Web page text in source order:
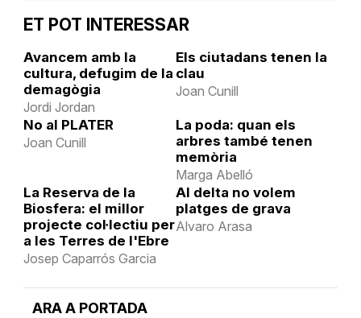
ARA A PORTADA
ET POT INTERESSAR
Avancem amb la
cultura, defugim de la
demagògia
Jordi Jordan
Els ciutadans tenen la
clau
Joan Cunill
No al PLATER
Joan Cunill
La poda: quan els
arbres també tenen
memòria
Marga Abelló
La Reserva de la
Biosfera: el millor
projecte col·lectiu per
a les Terres de l'Ebre
Josep Caparrós Garcia
Al delta no volem
platges de grava
Alvaro Arasa